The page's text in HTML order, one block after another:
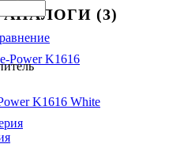
(3)
K1616 White